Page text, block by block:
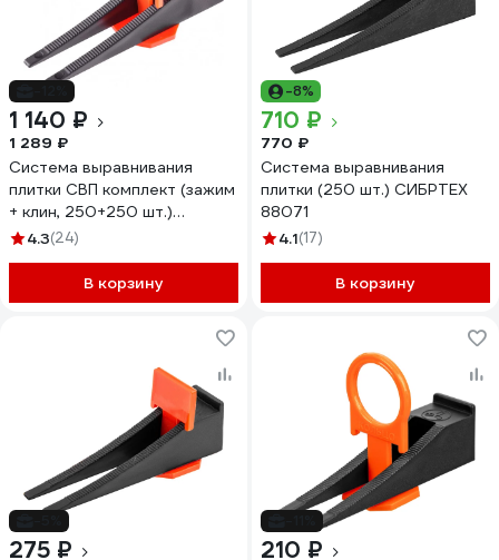
1 140 ₽
1 289 ₽
Система выравнивания
плитки СВП комплект (зажим
+ клин, 250+250 шт.)
СИБРТЕХ 88075
4.3(24)
В корзину
-8%
710 ₽
770 ₽
Система выравнивания
плитки (250 шт.) СИБРТЕХ
88071
4.1(17)
В корзину
275 ₽ 210 ₽